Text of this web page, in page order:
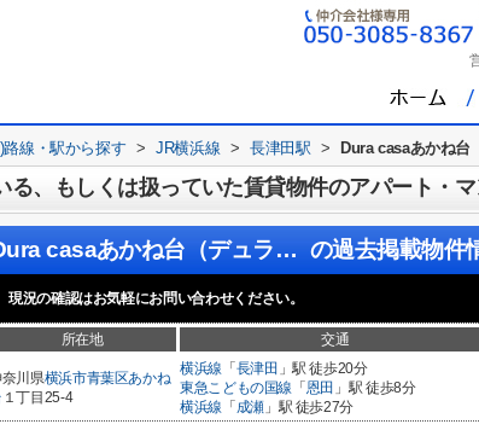
路線・駅から探す > JR横浜線 > 長津田駅 > Dura casaあかね台
、もしくは扱っていた賃貸物件のアパート・マ
Dura casaあかね台（デュラカーサあかね台） の過去掲載物件
現況の確認はお気軽にお問い合わせください。
所在地 交通
川県横浜市青葉区あかね
１丁目25-4
横浜線 「 長津田 」駅 徒歩20分
東急こどもの国線 「 恩田 」駅 徒歩8分
横浜線 「 成瀬」駅 徒歩27分